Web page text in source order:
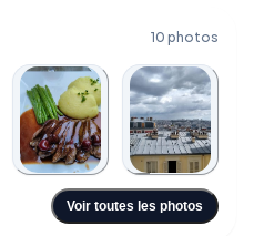
10 photos
+6
Voir toutes les photos